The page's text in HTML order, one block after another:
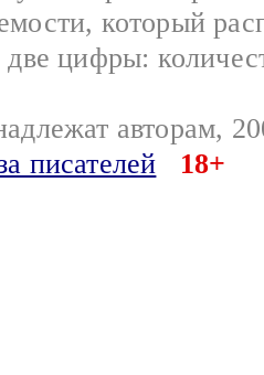
который
цифры:
авторам,
писателей
18+